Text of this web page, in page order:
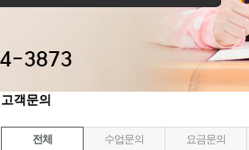
고객문의
전체 수업문의 요금문의